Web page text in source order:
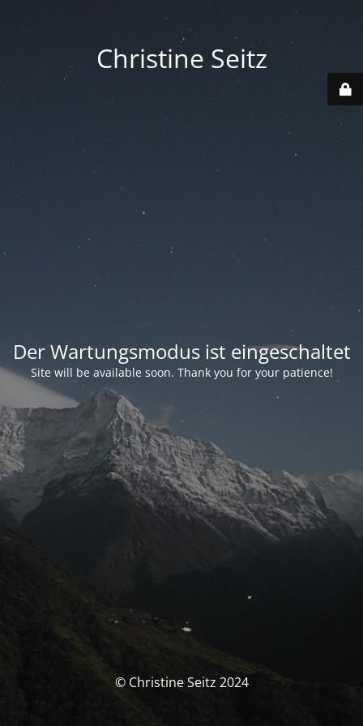
Christine Seitz
Der Wartungsmodus ist eingeschaltet
Site will be available soon. Thank you for your patience!
© Christine Seitz 2024